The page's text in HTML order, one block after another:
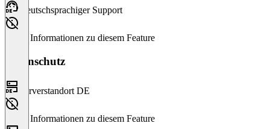
Deutschsprachiger Support
Keine Informationen zu diesem Feature
Datenschutz
Serverstandort DE
Keine Informationen zu diesem Feature